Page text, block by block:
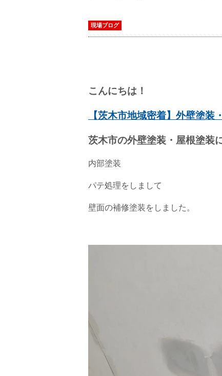
現場ブログ
こんにちは！
【茨木市地域密着】外壁塗装
茨木市の外壁塗装・屋根塗装
内部塗装
パテ処理をしまして
壁面の補修塗装をしました。